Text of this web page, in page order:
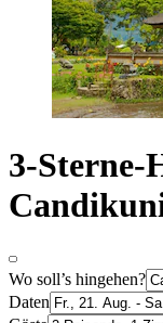
3-Sterne-
Wo soll’s hingehen?
Daten